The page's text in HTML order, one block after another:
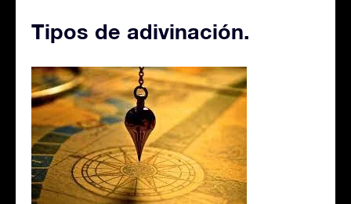
Tipos de adivinación.